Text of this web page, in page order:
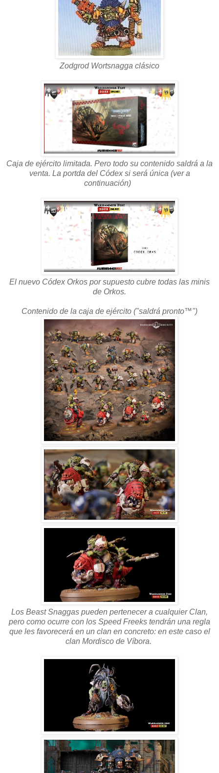
Zodgrod Wortsnagga clásico
Caja de ejército limitada. Pero todo su contenido saldrá a la
venta. La portda del Códex si será única (ver a
continuación)
El nuevo Códex Orkos por supuesto cubre todas las minis
de Orkos.
Contenido de la caja de ejército ("saldrá pronto™")
Los Beast Snaggas pueden pertenecer a cualquier Clan,
pero como ocurre con los Speed Freeks tendrán una regla
que les favorecerá en un clan en concreto: en este caso el
clan Mordisco de Víbora.